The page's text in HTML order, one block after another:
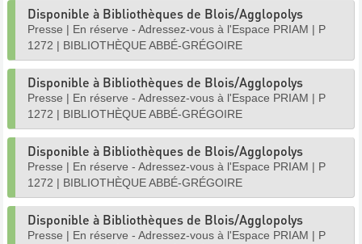
Disponible à Bibliothèques de Blois/Agglopolys
Presse | En réserve - Adressez-vous à l'Espace PRIAM | P
1272 | BIBLIOTHÈQUE ABBÉ-GRÉGOIRE
Disponible à Bibliothèques de Blois/Agglopolys
Presse | En réserve - Adressez-vous à l'Espace PRIAM | P
1272 | BIBLIOTHÈQUE ABBÉ-GRÉGOIRE
Disponible à Bibliothèques de Blois/Agglopolys
Presse | En réserve - Adressez-vous à l'Espace PRIAM | P
1272 | BIBLIOTHÈQUE ABBÉ-GRÉGOIRE
Disponible à Bibliothèques de Blois/Agglopolys
Presse | En réserve - Adressez-vous à l'Espace PRIAM | P